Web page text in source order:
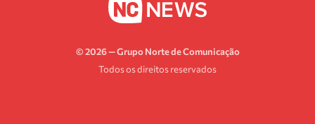
© 2026 — Grupo Norte de Comunicação
Todos os direitos reservados